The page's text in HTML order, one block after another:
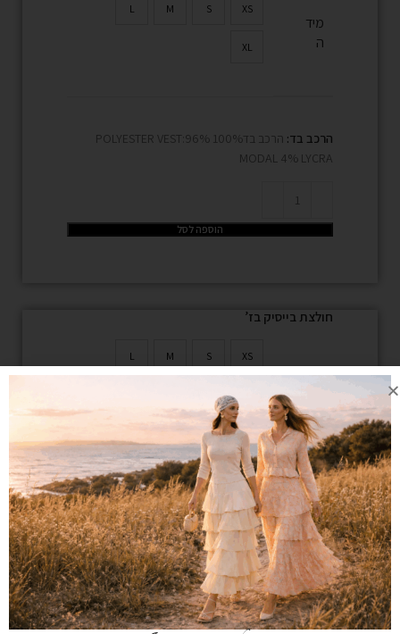
מיד
ה
XS
S
M
L
XL
הרכב בד:
הרכב בד100% POLYESTER VEST:96%
MODAL 4% LYCRA
הוספה לסל
חולצת בייסיק בז’
מיד
XS
S
M
L
הרכב בד:
הרכב בד100% POLYESTER VEST:96%
MODAL 4% LYCRA
הוספה לסל